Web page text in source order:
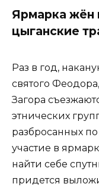
Ярмарка жён
цыганские
Раз в год,
святого
Загора
этнических
разбросанных
участие в
найти себе
придется